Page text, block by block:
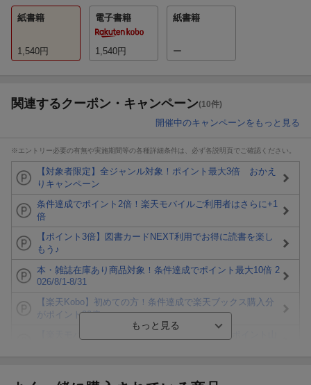
紙書籍
1,540円
電子書籍
1,540円
紙書籍
ー
関連するクーポン・キャンペーン(10件)
開催中のキャンペーンをもっと見る
※エントリー必要の有無や実施期間等の各種詳細条件は、必ず各説明頁でご確認ください。
【対象者限定】全ジャンル対象！ポイント最大3倍 おかえ
りキャンペーン
条件達成でポイント2倍！楽天モバイルご利用者はさらに+1
倍
【ポイント3倍】図書カードNEXT利用でお得に読書を楽し
もう♪
本・雑誌在庫あり商品対象！条件達成でポイント最大10倍 2
026/8/1-8/31
【楽天Kobo】初めての方！条件達成で楽天ブックス購入分
がポイント20倍
ト山分け